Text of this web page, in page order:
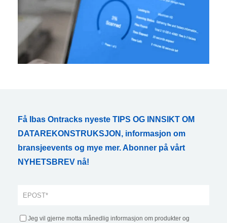
Få Ibas Ontracks nyeste TIPS OG INNSIKT OM
DATAREKONSTRUKSJON, informasjon om
bransjeevents og mye mer. Abonner på vårt
NYHETSBREV nå!
Jeg vil gjerne motta månedlig informasjon om produkter og